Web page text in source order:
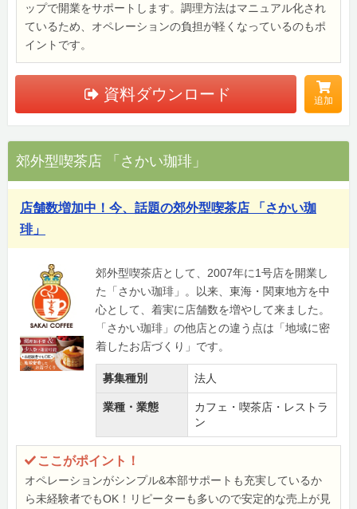
ップで開業をサポートします。調理方法はマニュアル化され
ているため、オペレーションの負担が軽くなっているのもポ
イントです。
資料ダウンロード 追加
郊外型喫茶店 「さかい珈琲」
店舗数増加中！今、話題の郊外型喫茶店 「さかい珈
琲」
郊外型喫茶店として、2007年に1号店を開業し
た「さかい珈琲」。以来、東海・関東地方を中
心として、着実に店舗数を増やして来ました。
「さかい珈琲」の他店との違う点は「地域に密
着したお店づくり」です。
募集種別 法人
業種・業態
カフェ・喫茶店・レストラ
ン
ここがポイント！
オペレーションがシンプル&本部サポートも充実しているか
ら未経験者でもOK！リピーターも多いので安定的な売上が見